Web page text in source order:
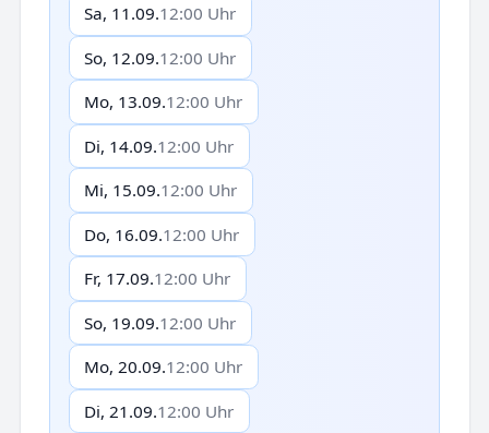
Sa, 11.09.12:00 Uhr
So, 12.09.12:00 Uhr
Mo, 13.09.12:00 Uhr
Di, 14.09.12:00 Uhr
Mi, 15.09.12:00 Uhr
Do, 16.09.12:00 Uhr
Fr, 17.09.12:00 Uhr
So, 19.09.12:00 Uhr
Mo, 20.09.12:00 Uhr
Di, 21.09.12:00 Uhr